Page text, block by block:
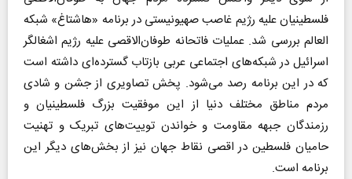
فلسطینیان علیه رژیم غاصب صهیونیستی در برنامه «هاشتاغ» شبکه
العالم بررسی شد. عملیات فاتحانه طوفان‌الاقصی علیه رژیم اشغالگر
اسرائیل در شبکه‌های اجتماعی عربی بازتاب گسترده‌ای داشته است
که در این برنامه رصد می‌شود. پخش تصاویری از جشن و شادی
مردم مناطق مختلف دنیا از این موفقیت بزرگ فلسطینیان و
رزمندگان جبهه مقاومت و خواندن توییت‌های تبریک و تهنیت
حامیان فلسطین در اقصی نقاط جهان نیز از بخش‌های دیگر این
برنامه است.